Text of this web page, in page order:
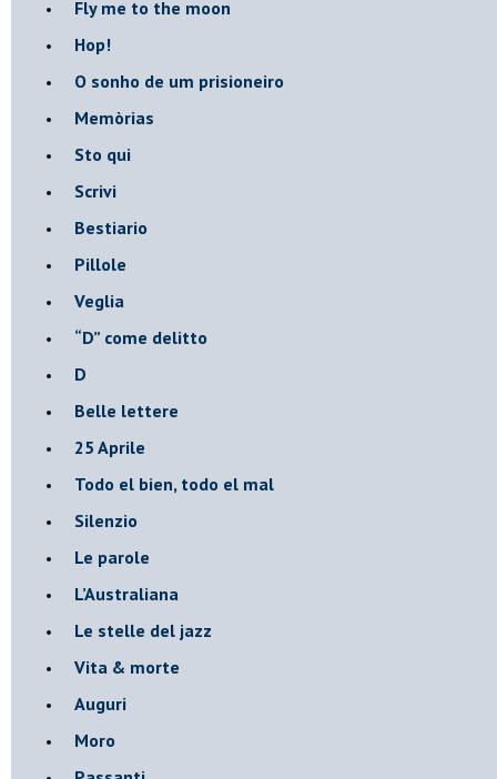
Fly me to the moon
Hop!
O sonho de um prisioneiro
Memòrias
Sto qui
Scrivi
Bestiario
Pillole
Veglia
​“D” come delitto
D
Belle lettere
25 Aprile
Todo el bien, todo el mal
Silenzio
Le parole
​L’Australiana
Le stelle del jazz
Vita & morte
Auguri
Moro